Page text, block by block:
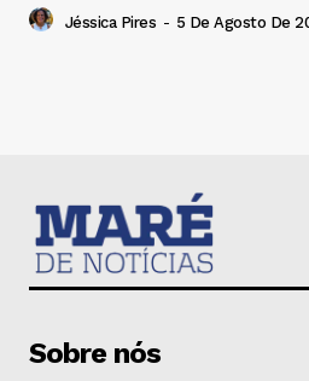
Jéssica Pires - 5 De Agosto De
Sobre nós